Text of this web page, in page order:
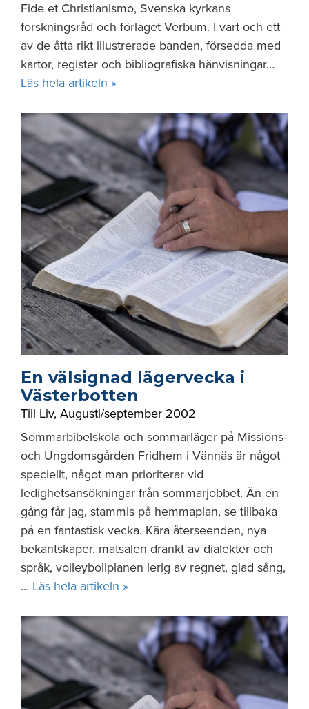
Fide et Christianismo, Svenska kyrkans
forskningsråd och förlaget Verbum. I vart och ett
av de åtta rikt illustrerade banden, försedda med
kartor, register och bibliografiska hänvisningar…
Läs hela artikeln »
En välsignad lägervecka i
Västerbotten
Till Liv, Augusti/september 2002
Sommarbibelskola och sommarläger på Missions-
och Ungdomsgården Fridhem i Vännäs är något
speciellt, något man prioriterar vid
ledighetsansökningar från sommarjobbet. Än en
gång får jag, stammis på hemmaplan, se tillbaka
på en fantastisk vecka. Kära återseenden, nya
bekantskaper, matsalen dränkt av dialekter och
språk, volleybollplanen lerig av regnet, glad sång,
… Läs hela artikeln »